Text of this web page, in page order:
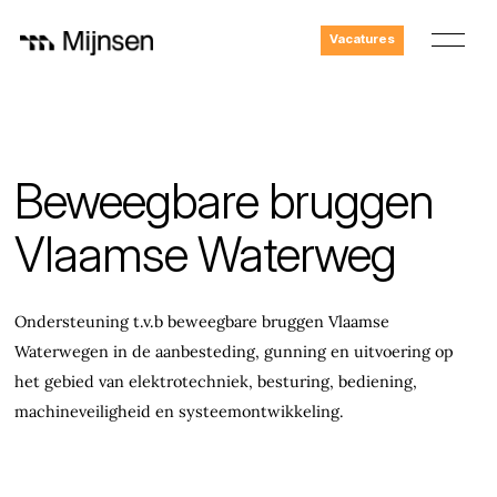
Vacatures
Beweegbare bruggen
Vlaamse Waterweg
Ondersteuning t.v.b beweegbare bruggen Vlaamse
Waterwegen in de aanbesteding, gunning en uitvoering op
het gebied van elektrotechniek, besturing, bediening,
machineveiligheid en systeemontwikkeling.